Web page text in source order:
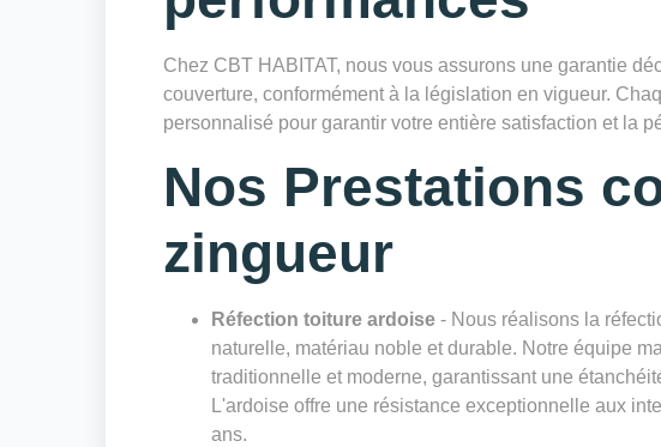
Chez CBT HABITAT, nous vous assurons une garantie
couverture, conformément à la législation en vigueur.
personnalisé pour garantir votre entière satisfaction et la
Nos Prestations
zingueur
Réfection toiture ardoise - Nous réalisons la
naturelle, matériau noble et durable. Notre équipe
traditionnelle et moderne, garantissant une
L'ardoise offre une résistance exceptionnelle aux
ans.